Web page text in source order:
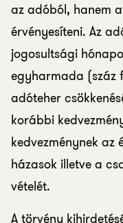
az adóból, hanem
érvényesíteni. Az
jogosultsági
egyharmada (száz
adóteher
korábbi
kedvezménynek az
házasok illetve a
vételét.
A törvény